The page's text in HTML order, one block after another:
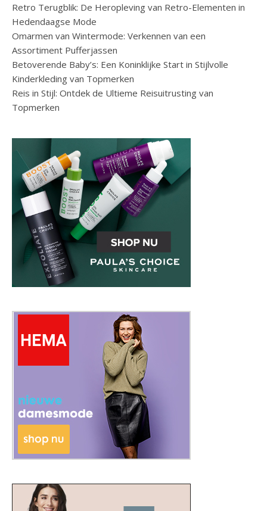
Retro Terugblik: De Heropleving van Retro-Elementen in
Hedendaagse Mode
Omarmen van Wintermode: Verkennen van een
Assortiment Pufferjassen
Betoverende Baby’s: Een Koninklijke Start in Stijlvolle
Kinderkleding van Topmerken
Reis in Stijl: Ontdek de Ultieme Reisuitrusting van
Topmerken